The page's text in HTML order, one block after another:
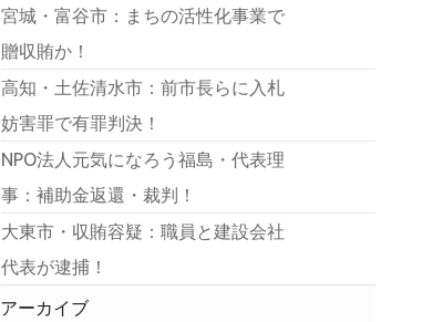
宮城・富谷市：まちの活性化事業で
贈収賄か！
高知・土佐清水市：前市長らに入札
妨害罪で有罪判決！
NPO法人元気になろう福島・代表理
事：補助金返還・裁判！
大東市・収賄容疑：職員と建設会社
代表が逮捕！
アーカイブ